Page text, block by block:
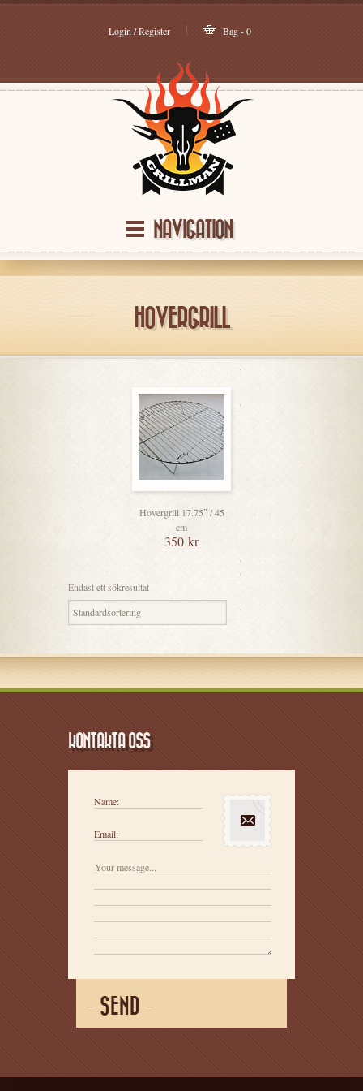
Login / Register Bag - 0
NAVIGATION
HOVERGRILL
Hovergrill 17.75″ / 45
cm
350 kr
Endast ett sökresultat
KONTAKTA OSS
Name:
Email:
SEND